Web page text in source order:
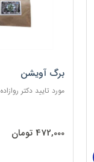
برگ آویشن
مورد تایید دکتر روازاده
472,000 تومان